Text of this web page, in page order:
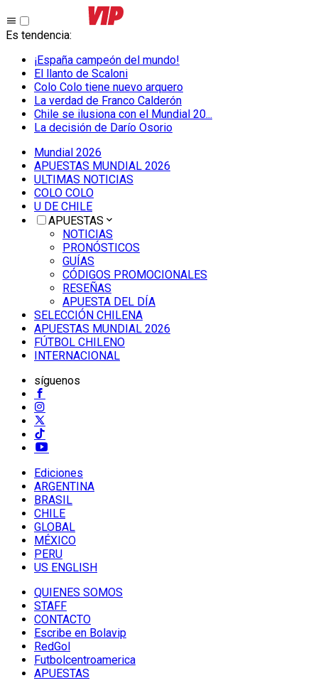
Es tendencia:
¡España campeón del mundo!
El llanto de Scaloni
Colo Colo tiene nuevo arquero
La verdad de Franco Calderón
Chile se ilusiona con el Mundial 20...
La decisión de Darío Osorio
Mundial 2026
APUESTAS MUNDIAL 2026
ULTIMAS NOTICIAS
COLO COLO
U DE CHILE
APUESTAS
NOTICIAS
PRONÓSTICOS
GUÍAS
CÓDIGOS PROMOCIONALES
RESEÑAS
APUESTA DEL DÍA
SELECCIÓN CHILENA
APUESTAS MUNDIAL 2026
FÚTBOL CHILENO
INTERNACIONAL
síguenos
Ediciones
ARGENTINA
BRASIL
CHILE
GLOBAL
MÉXICO
PERU
US ENGLISH
QUIENES SOMOS
STAFF
CONTACTO
Escribe en Bolavip
RedGol
Futbolcentroamerica
APUESTAS